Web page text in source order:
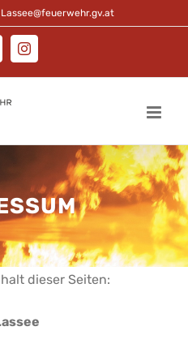
Lassee@feuerwehr.gv.at
Instagram
dieser Seiten: